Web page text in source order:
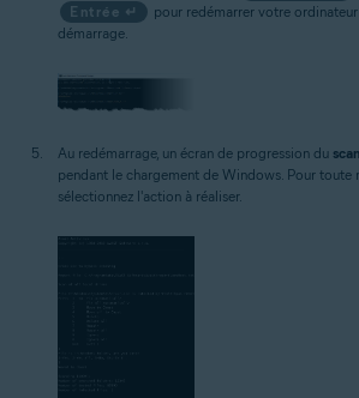
Entrée ↵
pour redémarrer votre
démarrage.
Au redémarrage, un écran de progression du
pendant le chargement de Windows. Pour toute
sélectionnez l'action à réaliser.